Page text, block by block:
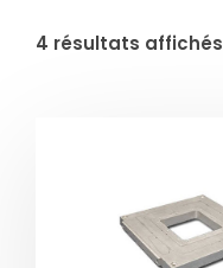
4 résultats affichés